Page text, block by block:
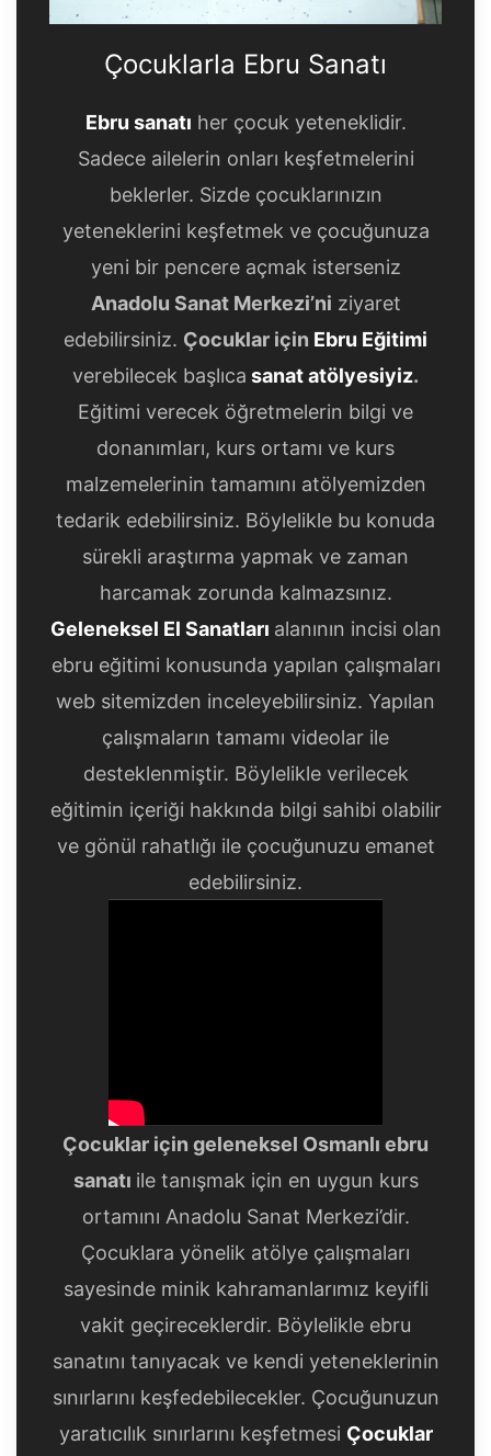
Çocuklarla Ebru Sanatı
Ebru sanatı her çocuk yeteneklidir.
Sadece ailelerin onları keşfetmelerini
beklerler. Sizde çocuklarınızın
yeteneklerini keşfetmek ve çocuğunuza
yeni bir pencere açmak isterseniz
Anadolu Sanat Merkezi’ni ziyaret
edebilirsiniz. Çocuklar için Ebru Eğitimi
verebilecek başlıca sanat atölyesiyiz.
Eğitimi verecek öğretmelerin bilgi ve
donanımları, kurs ortamı ve kurs
malzemelerinin tamamını atölyemizden
tedarik edebilirsiniz. Böylelikle bu konuda
sürekli araştırma yapmak ve zaman
harcamak zorunda kalmazsınız.
Geleneksel El Sanatları alanının incisi olan
ebru eğitimi konusunda yapılan çalışmaları
web sitemizden inceleyebilirsiniz. Yapılan
çalışmaların tamamı videolar ile
desteklenmiştir. Böylelikle verilecek
eğitimin içeriği hakkında bilgi sahibi olabilir
ve gönül rahatlığı ile çocuğunuzu emanet
edebilirsiniz.
Çocuklar için geleneksel Osmanlı ebru
sanatı ile tanışmak için en uygun kurs
ortamını Anadolu Sanat Merkezi’dir.
Çocuklara yönelik atölye çalışmaları
sayesinde minik kahramanlarımız keyifli
vakit geçireceklerdir. Böylelikle ebru
sanatını tanıyacak ve kendi yeteneklerinin
sınırlarını keşfedebilecekler. Çocuğunuzun
yaratıcılık sınırlarını keşfetmesi Çocuklar